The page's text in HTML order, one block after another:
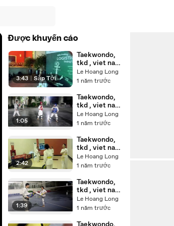
Được khuyến cáo
3:43 Sắp Tới
Taekwondo,
tkd , viet nam
20250508_18
4406
Le Hoang Long
1 năm trước
1:05
Taekwondo,
tkd , viet nam
20250505_19
5102
Le Hoang Long
1 năm trước
2:42
Taekwondo,
tkd , viet nam
20250428_19
0455
Le Hoang Long
1 năm trước
1:39
Taekwondo,
tkd , viet nam
20250428_20
0148
Le Hoang Long
1 năm trước